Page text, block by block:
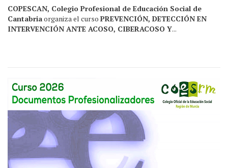
COPESCAN, Colegio Profesional de Educación Social de
Cantabriaorganiza el curso PREVENCIÓN, DETECCIÓN EN
INTERVENCIÓN ANTE ACOSO, CIBERACOSO Y...